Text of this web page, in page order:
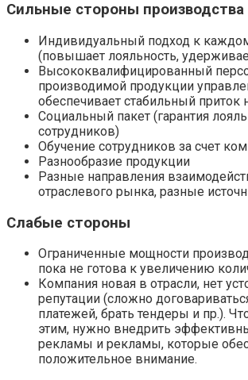
Сильные стороны производства
Индивидуальный подход к
(повышает лояльность,
Высококвалифицированный
производимой продукции
обеспечивает стабильный приток
Социальный пакет (гарантия
сотрудников)
Обучение сотрудников за счет
Разнообразие продукции
Разные направления
отраслевого рынка, разные
Слабые стороны
Ограниченные мощности
пока не готова к увеличению
Компания новая в отрасли, нет
репутации (сложно
платежей, брать тендеры и пр.).
этим, нужно внедрить
рекламы и рекламы, которые
положительное внимание.